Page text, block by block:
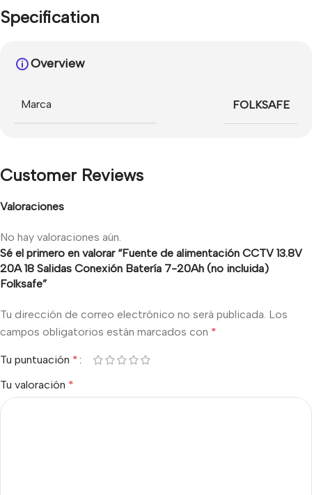
Specification
Overview
Marca FOLKSAFE
Customer Reviews
Valoraciones
No hay valoraciones aún.
Sé el primero en valorar “Fuente de alimentación CCTV 13.8V
20A 18 Salidas Conexión Batería 7-20Ah (no incluida)
Folksafe”
Tu dirección de correo electrónico no será publicada. Los
campos obligatorios están marcados con *
Tu puntuación *
Tu valoración *